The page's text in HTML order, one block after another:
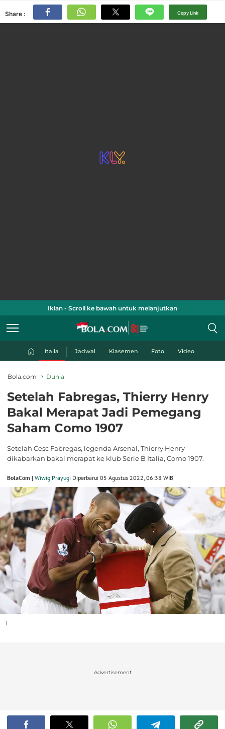
Share : Copy Link
Iklan - Scroll ke bawah untuk melanjutkan
Italia Jadwal Klasemen Foto Video
Bola.com Dunia
Setelah Fabregas, Thierry Henry
Bakal Merapat Jadi Pemegang
Saham Como 1907
Setelah Cesc Fabregas, legenda Arsenal, Thierry Henry
dikabarkan bakal merapat ke klub Serie B Italia, Como 1907.
BolaCom | Wiwig Prayugi Diperbarui 05 Agustus 2022, 06:38 WIB
1
Advertisement